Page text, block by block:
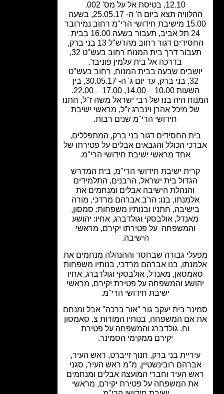
ההלוויה תצא ביום ה' ה- 25.05.17, בשעה
15.00 מישיבת חידושי הרי"מ רחוב נמירובר
24 תל אביב, תעבור בשעה 16.00 בבית
החסידים דגור רחוב מהרש"ל 13 בני ברק,
תעבור דרך בית המנוח רחוב בעש"ט 32,
בדרכה אל בית עלמין פוניבז'.
שבעה בבית המנוח, רחוב בעש"ט
32, בני ברק, עד יום ג' ה- 30.05.17, בין
היה בנו של רבי ישראל משה ז"ל, חתנו
מיכל אהרן וינברג ז"ל, מראשי ישיבת
חידושי הרי"מ שנים רבות.
החסידים דגור בני ברק, המתפללים,
הכולל והגבאים אבלים על פטירתו של
אחד מראשי ישיבת חידושי הרי"מ.
ישיבת חידושי הרי"מ, בית המדרש
הגדול בית ישראל, הרבנים, התלמידים
והנהלת הישיבה אבלים ומנחמים את
בנו: הרב אברהם מרדכי, מורה
חתניו ובנותיו משפחות: סמסון,
אולבסקי וגולדברג, אחיו: יהושע
והמשפחה על פטירתו יקירם, מראשי
הישיבה.
גבורה שבחסד וההנהלה מנחמים את
בנו אברהם מרדכי, בנותיו משפחות
מאנדל, אולבסקי וגולדברג, אחיו
והמשפחה על פטירת יקירם, מראשי
ישיבת חידושי הרי"מ.
בית יעקב גור "אור ברכה" אבל ומנחם
אם המשפחה, בנותיו המורות צ. סאמסון
וח. גולדברג והמשפחה על פטירת
יקירם ממקימי הסמינר.
בני ברק, חנוך זייברט, ראש העיר,
רובינשטיין, מ"מ ראש העיר, סגני
העיר וחברי המועצה אבלים ומנחמים
המשפחה על פטירת יקירם, מראשי